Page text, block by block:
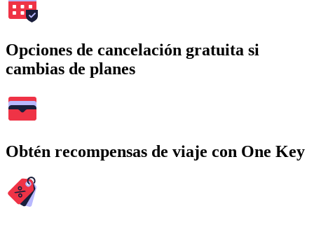
Opciones de cancelación gratuita si
cambias de planes
Obtén recompensas de viaje con One Key